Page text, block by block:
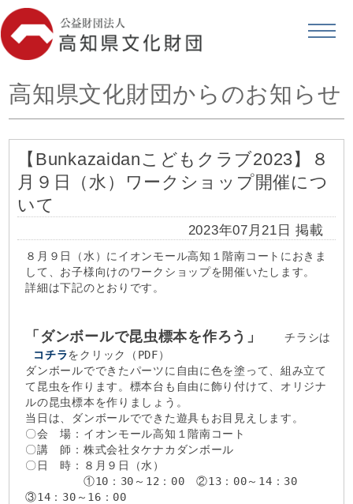
高知県文化財団からのお知らせ
【Bunkazaidanこどもクラブ2023】８
月９日（水）ワークショップ開催につ
いて
2023年07月21日 掲載
８月９日（水）にイオンモール高知１階南コートにおきま
して、お子様向けのワークショップを開催いたします。
詳細は下記のとおりです。
「ダンボールで昆虫標本を作ろう」
チラシは
コチラをクリック（PDF）
ダンボールでできたパーツに自由に色を塗って、組み立て
て昆虫を作ります。標本台も自由に飾り付けて、オリジナ
ルの昆虫標本を作りましょう。
当日は、ダンボールでできた遊具もお目見えします。
〇会 場：イオンモール高知１階南コート
〇講 師：株式会社タケナカダンボール
〇日 時：８月９日（水）
①10：30～12：00 ②13：00～14：30
③14：30～16：00